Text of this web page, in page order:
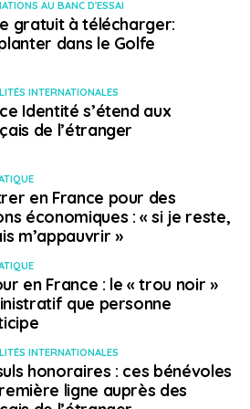
les chiffres des hospitalisations
et peu inquiétants. Le test
supprimé dans le sens La
les voyageurs vaccinés, mais
ne peuvent voyager que
impérieux. ÀMaurice
de se propager, les cas de
enSomalie enEthiopie
.En Ouganda, la plupart des
Les autorités ougandaises
vaccins légalement obligatoires.
susceptible d’être modifié après
d’emprisonnement de six
des obligations de
Par ailleurs, le 10 janvier
rouvert en Ouganda après pas
AU BANC D'ESSAI
gratuit à télécharger:
dans le Golfe
INTERNATIONALES
Identité s’étend aux
de l’étranger
en France pour des
économiques : « si je reste,
m’appauvrir »
en France : le « trou noir »
que personne
INTERNATIONALES
honoraires : ces bénévoles
ligne auprès des